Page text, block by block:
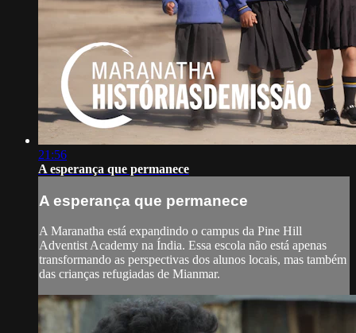
21:56
A esperança que permanece
A esperança que permanece
A Maranatha está expandindo o campus da Pine Hill
Adventist Academy na Índia. Essa escola não está apenas
transformando as perspectivas dos alunos locais, mas também
das crianças refugiadas de Mianmar.